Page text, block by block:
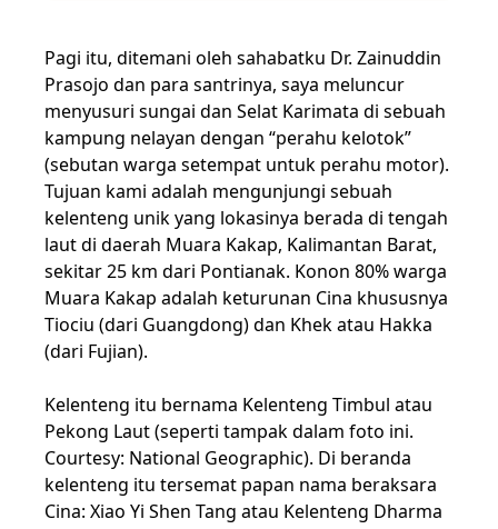
Pagi itu, ditemani oleh sahabatku Dr. Zainuddin
Prasojo dan para santrinya, saya meluncur
menyusuri sungai dan Selat Karimata di sebuah
kampung nelayan dengan “perahu kelotok”
(sebutan warga setempat untuk perahu motor).
Tujuan kami adalah mengunjungi sebuah
kelenteng unik yang lokasinya berada di tengah
laut di daerah Muara Kakap, Kalimantan Barat,
sekitar 25 km dari Pontianak. Konon 80% warga
Muara Kakap adalah keturunan Cina khususnya
Tiociu (dari Guangdong) dan Khek atau Hakka
(dari Fujian).
Kelenteng itu bernama Kelenteng Timbul atau
Pekong Laut (seperti tampak dalam foto ini.
Courtesy: National Geographic). Di beranda
kelenteng itu tersemat papan nama beraksara
Cina: Xiao Yi Shen Tang atau Kelenteng Dharma